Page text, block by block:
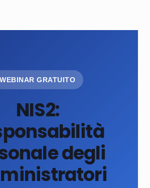
WEBINAR GRATUITO
NIS2:
degli